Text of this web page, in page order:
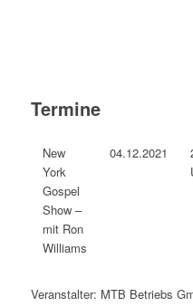
Termine
New
York
Gospel
Show –
mit Ron
Williams
04.12.2021
Veranstalter: MTB Betriebs